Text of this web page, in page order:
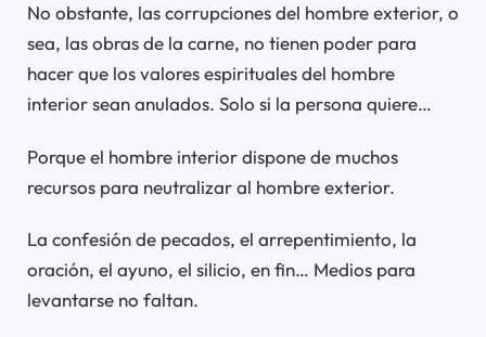
No obstante, las corrupciones del hombre exterior, o
sea, las obras de la carne, no tienen poder para
hacer que los valores espirituales del hombre
interior sean anulados. Solo si la persona quiere…
Porque el hombre interior dispone de muchos
recursos para neutralizar al hombre exterior.
La confesión de pecados, el arrepentimiento, la
oración, el ayuno, el silicio, en fin… Medios para
levantarse no faltan.